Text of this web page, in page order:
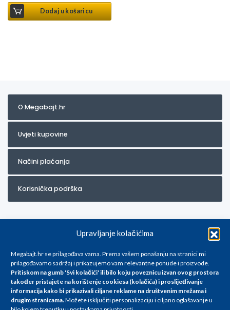
Upravljanje kolačićima
Megabajt.hr se prilagođava vama. Prema vašem ponašanju na stranici mi
prilagođavamo sadržaj i prikazujemo vam relevantne ponude i proizvode.
Pritiskom na gumb 'Svi kolačići' ili bilo koju poveznicu izvan ovog prostora
također pristajete na korištenje cookiesa (kolačića) i proslijeđivanje
informacija kako bi prikazivali ciljane reklame na društvenim mrežama i
drugim stranicama.Možete isključiti personalizaciju i ciljano oglašavanje u
Dodaj u košaricu
O Megabajt.hr
Uvjeti kupovine
Načini plaćanja
Korisnička podrška
Za artikle kojih trenutno nema u ponudi obratite nam se na
info@megabajt.hr. Sve cijene su informativnog karaktera i podložne su
promjenama, a
iskazane su za avansno plaćanje(gotovina) u Eurima i uključuju PDV. Sve